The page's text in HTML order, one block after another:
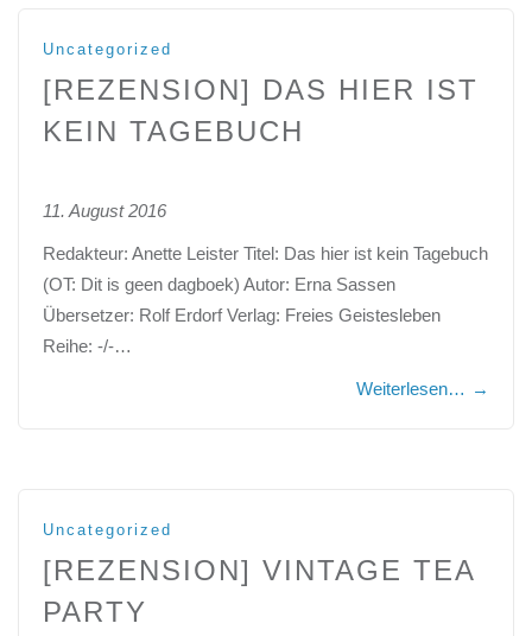
Uncategorized
[REZENSION] DAS HIER IST
KEIN TAGEBUCH
11. August 2016
Redakteur: Anette Leister Titel: Das hier ist kein Tagebuch
(OT: Dit is geen dagboek) Autor: Erna Sassen
Übersetzer: Rolf Erdorf Verlag: Freies Geistesleben
Reihe: -/-…
Weiterlesen… →
Uncategorized
[REZENSION] VINTAGE TEA
PARTY